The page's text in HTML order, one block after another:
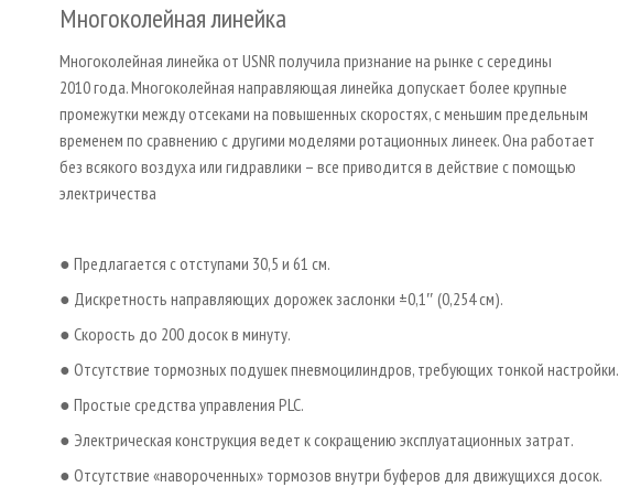
Многоколейная линейка
Многоколейная линейка от USNR получила признание на рынке с середины
2010 года. Многоколейная направляющая линейка допускает более крупные
промежутки между отсеками на повышенных скоростях, с меньшим предельным
временем по сравнению с другими моделями ротационных линеек. Она работает
без всякого воздуха или гидравлики – все приводится в действие с помощью
электричества
● Предлагается с отступами 30,5 и 61 см.
● Дискретность направляющих дорожек заслонки ±0,1″ (0,254 см).
● Скорость до 200 досок в минуту.
● Отсутствие тормозных подушек пневмоцилиндров, требующих тонкой настройки.
● Простые средства управления PLC.
● Электрическая конструкция ведет к сокращению эксплуатационных затрат.
● Отсутствие «навороченных» тормозов внутри буферов для движущихся досок.